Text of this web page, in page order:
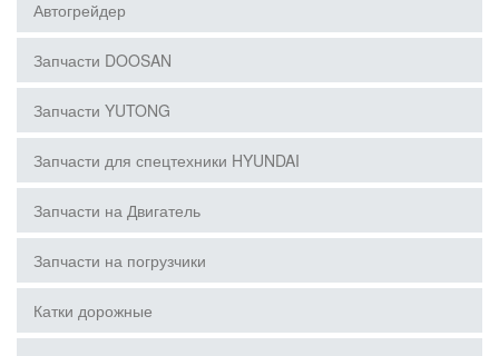
Автогрейдер
Запчасти DOOSAN
Запчасти YUTONG
Запчасти для спецтехники HYUNDAI
Запчасти на Двигатель
Запчасти на погрузчики
Катки дорожные